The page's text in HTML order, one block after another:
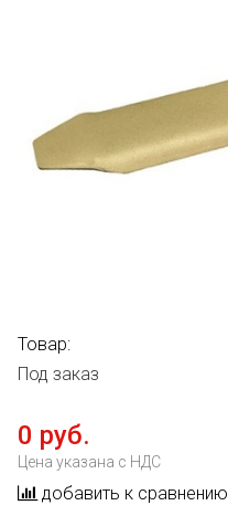
Товар:
Под заказ
0 руб.
Цена указана с НДС
добавить к сравнению